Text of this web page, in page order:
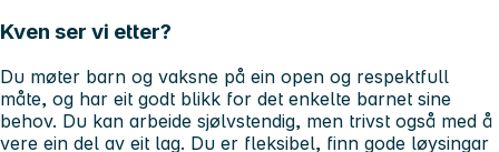
Kven ser vi etter?
Du møter barn og vaksne på ein open og respektfull
måte, og har eit godt blikk for det enkelte barnet sine
behov. Du kan arbeide sjølvstendig, men trivst også med å
vere ein del av eit lag. Du er fleksibel, finn gode løysingar